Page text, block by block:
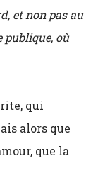
et non pas au
publique, où
qui
alors que
que la